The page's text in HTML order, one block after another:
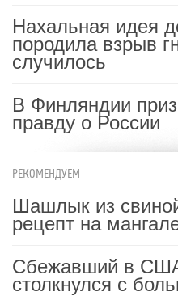
Нахальная идея
породила взрыв
случилось
В Финляндии
правду о России
РЕКОМЕНДУЕМ
Шашлык из
рецепт на
Сбежавший в
столкнулся с